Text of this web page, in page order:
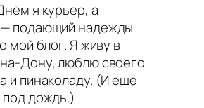
я курьер, а
подающий надежды
мой блог. Я живу в
Дону, люблю своего
и пинаколаду. (И ещё
под дождь.)